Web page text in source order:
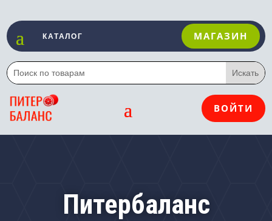
МАГАЗИН
ВОЙТИ
Питербаланс